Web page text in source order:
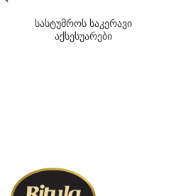
სასტუმროს საკერავი
აქსესუარები